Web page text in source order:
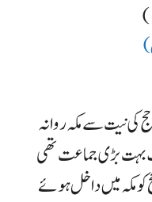
نیت سے مکہ روانہ
بڑی جماعت تھی
کو مکہ میں داخل ہوئے